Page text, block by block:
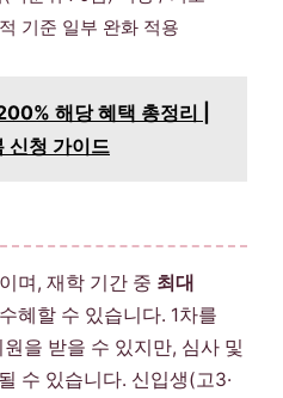
기준 일부 완화 적용
해당 혜택 총정리 |
신청 가이드
이며, 재학 기간 중 최대
혜할 수 있습니다. 1차를
을 받을 수 있지만, 심사 및
수 있습니다. 신입생(고3·